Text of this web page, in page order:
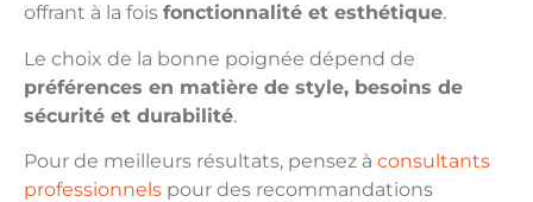
offrant à la fois fonctionnalité et esthétique.
Le choix de la bonne poignée dépend de
préférences en matière de style, besoins de
sécurité et durabilité.
Pour de meilleurs résultats, pensez à consultants
professionnels pour des recommandations